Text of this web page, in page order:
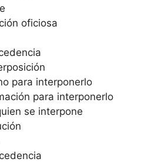
oficiosa
para interponerlo
para interponerlo
se interpone